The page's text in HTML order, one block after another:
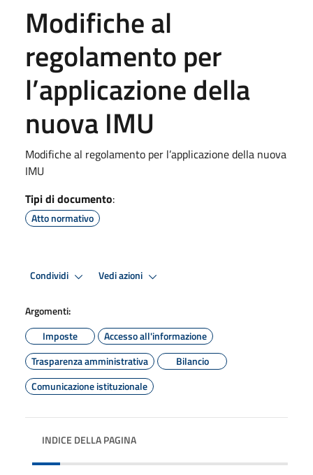
Modifiche al
regolamento per
l’applicazione della
nuova IMU
Modifiche al regolamento per l’applicazione della nuova
IMU
Tipi di documento:
Atto normativo
Condividi Vedi azioni
Argomenti:
Imposte
Accesso all'informazione
Trasparenza amministrativa
Bilancio
Comunicazione istituzionale
INDICE DELLA PAGINA